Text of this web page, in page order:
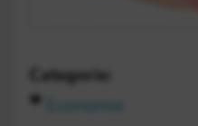
Categorie: